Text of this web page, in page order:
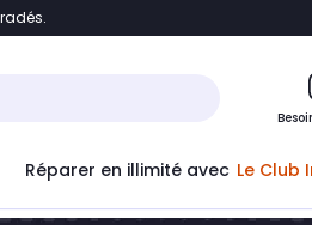
Réparer en illimité avec Le Club